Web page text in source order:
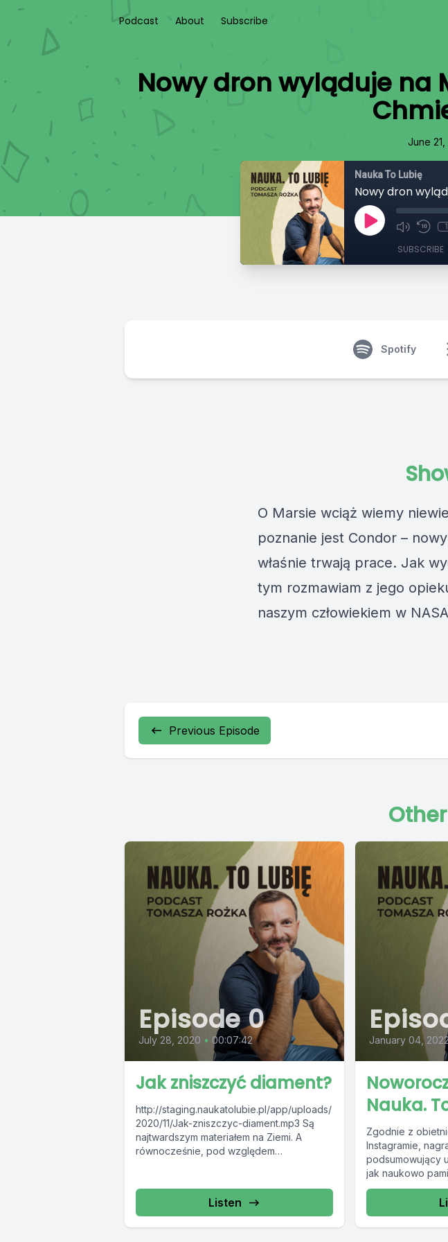
Podcast About Subscribe
Nowy dron wyląduje na
June 21,
Nauka To Lubię
SUBSCRIBE
Spotify
O Marsie wciąż wiemy
poznanie jest Condor –
właśnie trwają prace. Jak
tym rozmawiam z jego
naszym człowiekiem w
Previous Episode
Episode 0
July 28, 2020 • 00:07:42
Jak zniszczyć diament?
http://staging.naukatolubie.pl/app/uploads/
2020/11/Jak-zniszczyc-diament.mp3 Są
najtwardszym materiałem na Ziemi. A
równocześnie, pod względem
wzięły...
Listen
January 04, 2022
Nauka.
Zgodnie z
Instagramie,
podsumowujący
jak naukowo
najbardziej